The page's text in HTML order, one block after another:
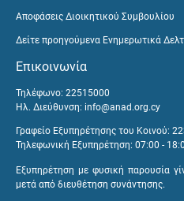
Αποφάσεις Διοικητικού Συμβουλίου
Δείτε προηγούμενα Ενημερωτικά
Επικοινωνία
Τηλέφωνο: 22515000
Ηλ. Διεύθυνση: info@anad.org.cy
Γραφείο Εξυπηρέτησης του Κοινού:
Τηλεφωνική Εξυπηρέτηση: 07:00 -
Εξυπηρέτηση με φυσική παρουσία
μετά από διευθέτηση συνάντησης.